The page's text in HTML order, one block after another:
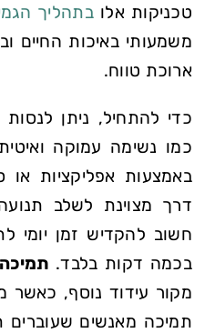
טכניקות אלובתהליך
משמעותי באיכות ⁤החיים
ארוכת טווח.
כדי‍ להתחיל,⁣ ניתן ⁤לנסות
כמו נשימה עמוקה
‌באמצעות אפליקציות⁣ או
דרך מצוינת לשלב
חשוב להקדיש זמן יומי
בכמה דקות בלבד.
מקור עידוד נוסף, כאשר
תמיכה ⁢מאנשים שעוברים⁣